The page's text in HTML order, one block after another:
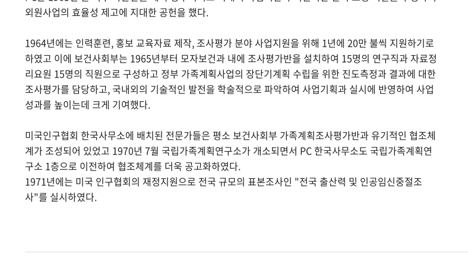
외원사업의 효율성 제고에 지대한 공헌을 했다.
1964년에는 인력훈련, 홍보 교육자료 제작, 조사평가 분야 사업지원을 위해 1년에 20만 불씩 지원하기로
하였고 이에 보건사회부는 1965년부터 모자보건과 내에 조사평가반을 설치하여 15명의 연구직과 자료정
리요원 15명의 직원으로 구성하고 정부 가족계획사업의 장단기계획 수립을 위한 진도측정과 결과에 대한
조사평가를 담당하고, 국내외의 기술적인 발전을 학술적으로 파악하여 사업기획과 실시에 반영하여 사업
성과를 높이는데 크게 기여했다.
미국인구협회 한국사무소에 배치된 전문가들은 평소 보건사회부 가족계획조사평가반과 유기적인 협조체
계가 조성되어 있었고 1970년 7월 국립가족계획연구소가 개소되면서 PC 한국사무소도 국립가족계획연
구소 1층으로 이전하여 협조체계를 더욱 공고화하였다.
1971년에는 미국 인구협회의 재정지원으로 전국 규모의 표본조사인 "전국 출산력 및 인공임신중절조
사"를 실시하였다.